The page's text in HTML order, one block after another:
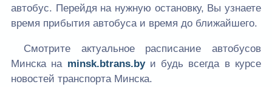
автобус. Перейдя на нужную остановку, Вы узнаете
время прибытия автобуса и время до ближайшего.
Смотрите актуальное расписание автобусов
Минска на minsk.btrans.byи будь всегда в курсе
новостей транспорта Минска.